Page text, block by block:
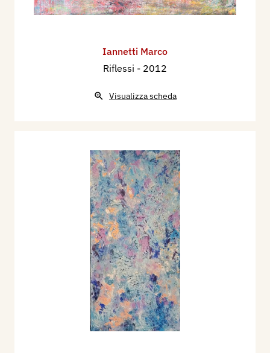
Iannetti Marco
Riflessi - 2012
Visualizza scheda